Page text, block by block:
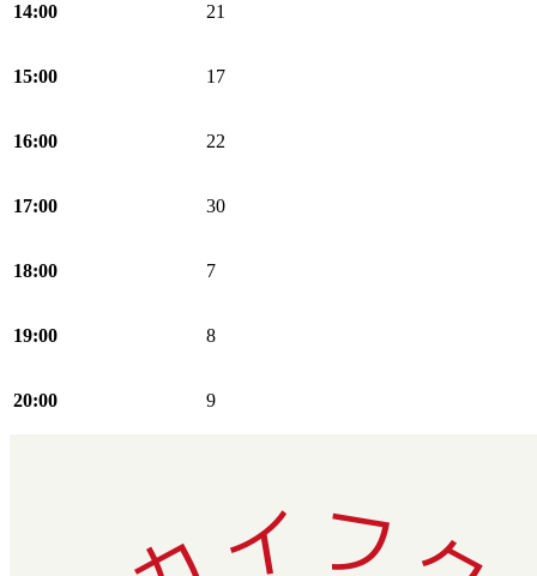
14:00 21
15:00 17
16:00 22
17:00 30
18:00 7
19:00 8
20:00 9